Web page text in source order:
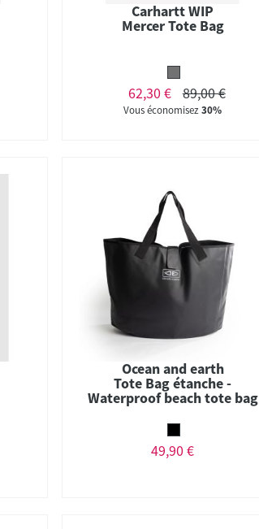
Carhartt WIP
Mercer Tote Bag
62,30 € 89,00 €
Vous économisez30%
Ocean and earth
Tote Bag étanche -
Waterproof beach tote bag
49,90 €